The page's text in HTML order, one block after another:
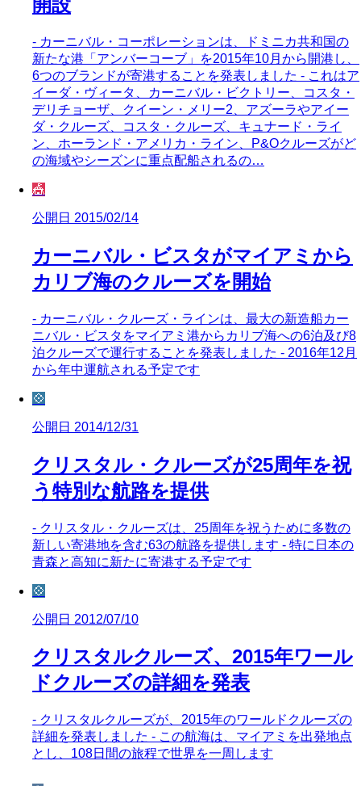
開設
- カーニバル・コーポレーションは、ドミニカ共和国の
新たな港「アンバーコーブ」を2015年10月から開港し、
6つのブランドが寄港することを発表しました - これはア
イーダ・ヴィータ、カーニバル・ビクトリー、コスタ・
デリチョーザ、クイーン・メリー2、アズーラやアイー
ダ・クルーズ、コスタ・クルーズ、キュナード・ライ
ン、ホーランド・アメリカ・ライン、P&Oクルーズがど
の海域やシーズンに重点配船されるの…
🎪
公開日 2015/02/14
カーニバル・ビスタがマイアミから
カリブ海のクルーズを開始
- カーニバル・クルーズ・ラインは、最大の新造船カー
ニバル・ビスタをマイアミ港からカリブ海への6泊及び8
泊クルーズで運行することを発表しました - 2016年12月
から年中運航される予定です
💠
公開日 2014/12/31
クリスタル・クルーズが25周年を祝
う特別な航路を提供
- クリスタル・クルーズは、25周年を祝うために多数の
新しい寄港地を含む63の航路を提供します - 特に日本の
青森と高知に新たに寄港する予定です
💠
公開日 2012/07/10
クリスタルクルーズ、2015年ワール
ドクルーズの詳細を発表
- クリスタルクルーズが、2015年のワールドクルーズの
詳細を発表しました - この航海は、マイアミを出発地点
とし、108日間の旅程で世界を一周します